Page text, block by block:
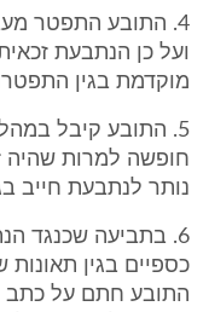
4. התובע התפטר
ועל כן הנתבעת
מוקדמת בגין
נותר לנתבעת חייב
6. בתביעה שכנגד
התובע חתם על כתב